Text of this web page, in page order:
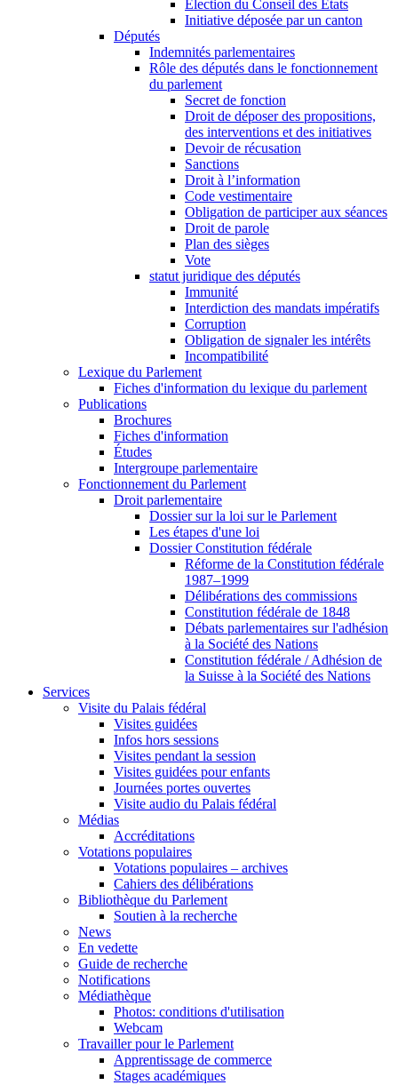
Élection du Conseil des États
Initiative déposée par un canton
Députés
Indemnités parlementaires
Rôle des députés dans le fonctionnement
du parlement
Secret de fonction
Droit de déposer des propositions,
des interventions et des initiatives
Devoir de récusation
Sanctions
Droit à l’information
Code vestimentaire
Obligation de participer aux séances
Droit de parole
Plan des sièges
Vote
statut juridique des députés
Immunité
Interdiction des mandats impératifs
Corruption
Obligation de signaler les intérêts
Incompatibilité
Lexique du Parlement
Fiches d'information du lexique du parlement
Publications
Brochures
Fiches d'information
Études
Intergroupe parlementaire
Fonctionnement du Parlement
Droit parlementaire
Dossier sur la loi sur le Parlement
Les étapes d'une loi
Dossier Constitution fédérale
Réforme de la Constitution fédérale
1987–1999
Délibérations des commissions
Constitution fédérale de 1848
Débats parlementaires sur l'adhésion
à la Société des Nations
Constitution fédérale / Adhésion de
la Suisse à la Société des Nations
Services
Visite du Palais fédéral
Visites guidées
Infos hors sessions
Visites pendant la session
Visites guidées pour enfants
Journées portes ouvertes
Visite audio du Palais fédéral
Médias
Accréditations
Votations populaires
Votations populaires – archives
Cahiers des délibérations
Bibliothèque du Parlement
Soutien à la recherche
News
En vedette
Guide de recherche
Notifications
Médiathèque
Photos: conditions d'utilisation
Webcam
Travailler pour le Parlement
Apprentissage de commerce
Stages académiques